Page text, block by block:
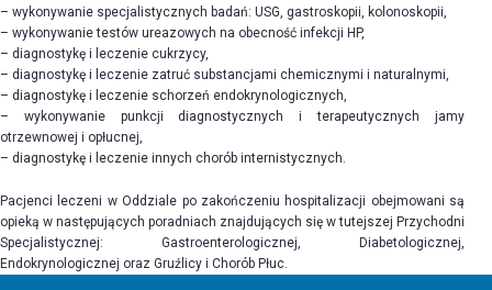
– wykonywanie specjalistycznych badań: USG, gastroskopii, kolonoskopii,
– wykonywanie testów ureazowych na obecność infekcji HP,
– diagnostykę i leczenie cukrzycy,
– diagnostykę i leczenie zatruć substancjami chemicznymi i naturalnymi,
– diagnostykę i leczenie schorzeń endokrynologicznych,
– wykonywanie punkcji diagnostycznych i terapeutycznych jamy
otrzewnowej i opłucnej,
– diagnostykę i leczenie innych chorób internistycznych.
Pacjenci leczeni w Oddziale po zakończeniu hospitalizacji obejmowani są
opieką w następujących poradniach znajdujących się w tutejszej Przychodni
Specjalistycznej: Gastroenterologicznej, Diabetologicznej,
Endokrynologicznej oraz Gruźlicy i Chorób Płuc.